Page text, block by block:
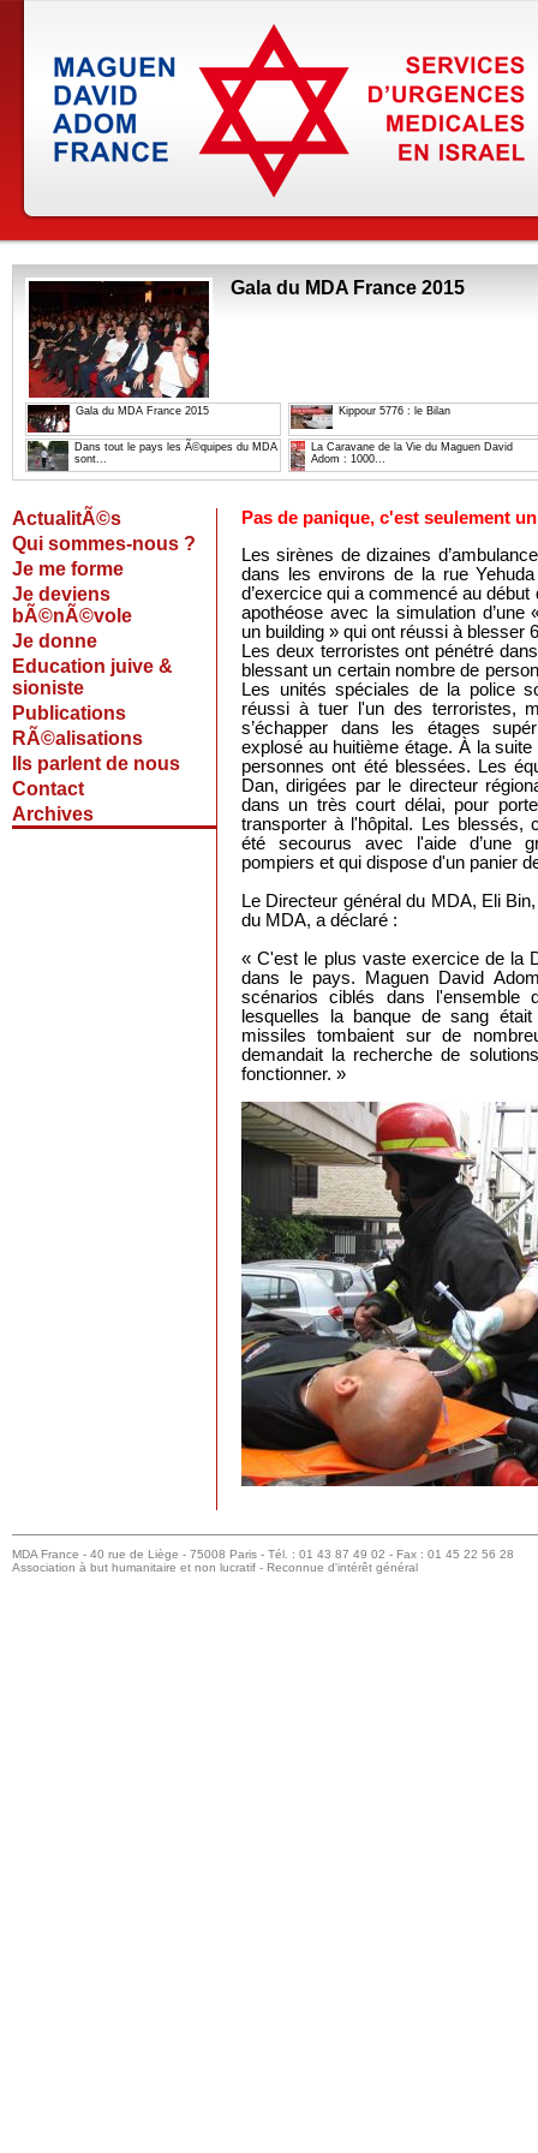
Gala du MDA France 2015
Gala du MDA France 2015 Kippour 5776 : le Bilan
Dans tout le pays les Ã©quipes du MDA
sont...
La Caravane de la Vie du Maguen David
Adom : 1000...
ActualitÃ©s
Qui sommes-nous ?
Je me forme
Je deviens
bÃ©nÃ©vole
Je donne
Education juive &
sioniste
Publications
RÃ©alisations
Ils parlent de nous
Contact
Archives
Pas de panique, c'est seulement
Les sirènes de dizaines
dans les environs de la rue
d’exercice qui a commencé au
apothéose avec la simulation d’une
un building » qui ont réussi à blesser
Les deux terroristes ont pénétré
blessant un certain nombre de
Les unités spéciales de la police
réussi à tuer l'un des terroristes,
s’échapper dans les étages
explosé au huitième étage. À la
personnes ont été blessées. Les
Dan, dirigées par le directeur
dans un très court délai, pour
transporter à l'hôpital. Les blessés,
été secourus avec l'aide d’une
pompiers et qui dispose d'un panier
Le Directeur général du MDA, Eli
du MDA, a déclaré :
« C'est le plus vaste exercice de la
dans le pays. Maguen David
scénarios ciblés dans l'ensemble
lesquelles la banque de sang
missiles tombaient sur de
demandait la recherche de
fonctionner. »
MDA France - 40 rue de Liège - 75008 Paris - Tél. : 01 43 87 49 02 - Fax : 01 45 22 56 28
Association à but humanitaire et non lucratif - Reconnue d'intérêt général